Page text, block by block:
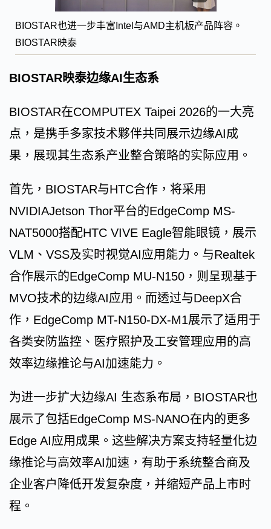
BIOSTAR也进一步丰富Intel与AMD主机板产品阵容。
BIOSTAR映泰
BIOSTAR映泰边缘AI生态系
BIOSTAR在COMPUTEX Taipei 2026的一大亮
点，是携手多家技术夥伴共同展示边缘AI成
果，展现其生态系产业整合策略的实际应用。
首先，BIOSTAR与HTC合作，将采用
NVIDIAJetson Thor平台的EdgeComp MS-
NAT5000搭配HTC VIVE Eagle智能眼镜，展示
VLM、VSS及实时视觉AI应用能力。与Realtek
合作展示的EdgeComp MU-N150，则呈现基于
MVO技术的边缘AI应用。而透过与DeepX合
作，EdgeComp MT-N150-DX-M1展示了适用于
各类安防监控、医疗照护及工安管理应用的高
效率边缘推论与AI加速能力。
为进一步扩大边缘AI 生态系布局，BIOSTAR也
展示了包括EdgeComp MS-NANO在内的更多
Edge AI应用成果。这些解决方案支持轻量化边
缘推论与高效率AI加速，有助于系统整合商及
企业客户降低开发复杂度，并缩短产品上市时
程。